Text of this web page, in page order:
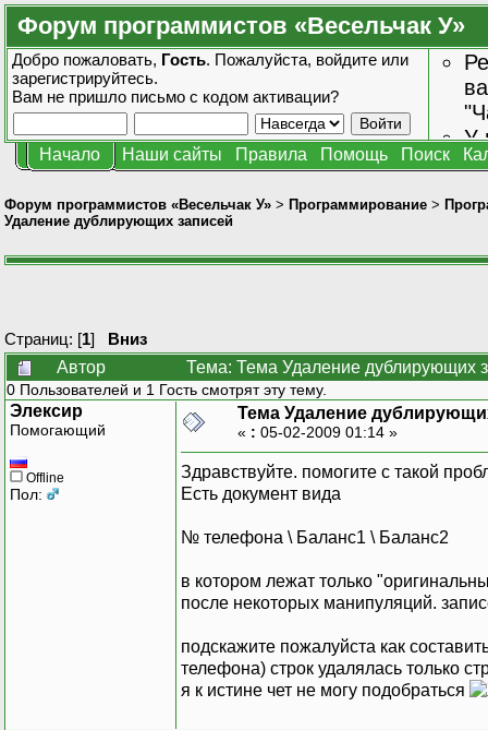
Форум программистов «Весельчак У»
Добро пожаловать, Гость. Пожалуйста, войдите или
зарегистрируйтесь.
Вам не пришло письмо с кодом активации?
У
Начало Наши сайты Правила Помощь Поиск
Форум программистов «Весельчак У» > Программирование >
Удаление дублирующих записей
Страниц: [1] Вниз
Автор
Тема: Тема Удаление дублирующих
0 Пользователей и 1 Гость смотрят эту тему.
Элексир
Помогающий
Offline
Пол:
Тема Удаление
« : 05-02-2009 01:14 »
Здравствуйте. помогите с такой
Есть документ вида
№ телефона \ Баланс1 \ Баланс2
в котором лежат только
после некоторых манипуляций.
подскажите пожалуйста как
телефона) строк удалялась только
я к истине чет не могу подобраться